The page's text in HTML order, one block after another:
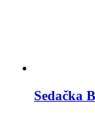
Sedačka